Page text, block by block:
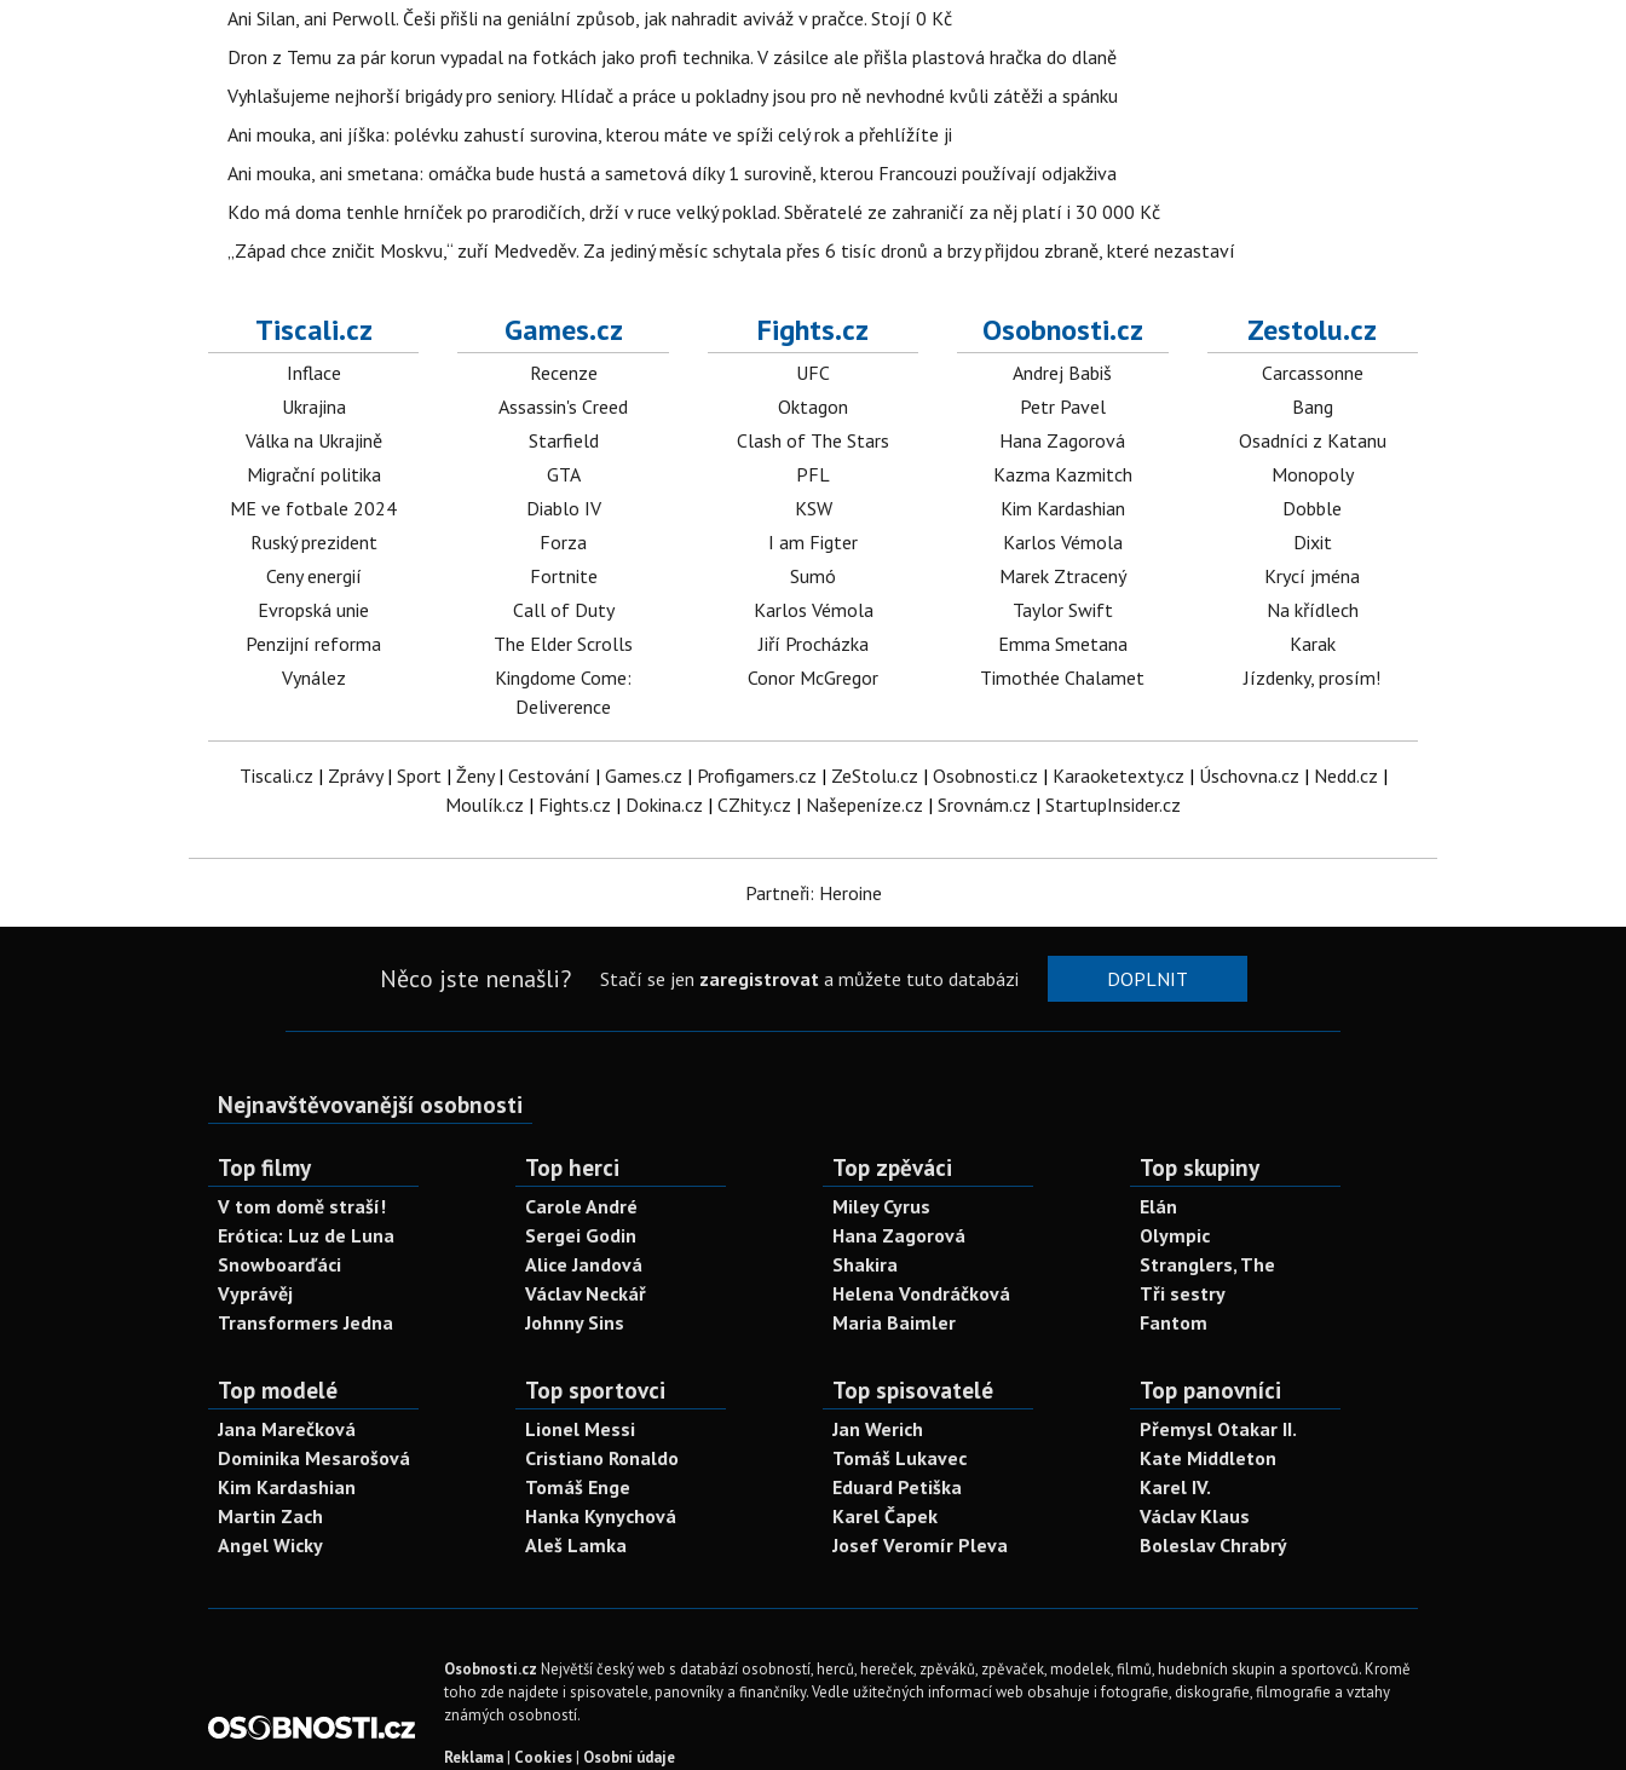
Ani Silan, ani Perwoll. Češi přišli na geniální způsob, jak nahradit aviváž v pračce. Stojí 0 Kč
Dron z Temu za pár korun vypadal na fotkách jako profi technika. V zásilce ale přišla plastová hračka do dlaně
Vyhlašujeme nejhorší brigády pro seniory. Hlídač a práce u pokladny jsou pro ně nevhodné kvůli zátěži a spánku
Ani mouka, ani jíška: polévku zahustí surovina, kterou máte ve spíži celý rok a přehlížíte ji
Ani mouka, ani smetana: omáčka bude hustá a sametová díky 1 surovině, kterou Francouzi používají odjakživa
Kdo má doma tenhle hrníček po prarodičích, drží v ruce velký poklad. Sběratelé ze zahraničí za něj platí i 30 000 Kč
„Západ chce zničit Moskvu,“ zuří Medveděv. Za jediný měsíc schytala přes 6 tisíc dronů a brzy přijdou zbraně, které nezastaví
Tiscali.cz
Inflace
Ukrajina
Válka na Ukrajině
Migrační politika
ME ve fotbale 2024
Ruský prezident
Ceny energií
Evropská unie
Penzijní reforma
Vynález
Games.cz
Recenze
Assassin's Creed
Starfield
GTA
Diablo IV
Forza
Fortnite
Call of Duty
The Elder Scrolls
Kingdome Come:
Deliverence
Fights.cz
UFC
Oktagon
Clash of The Stars
PFL
KSW
I am Figter
Sumó
Karlos Vémola
Jiří Procházka
Conor McGregor
Osobnosti.cz
Andrej Babiš
Petr Pavel
Hana Zagorová
Kazma Kazmitch
Kim Kardashian
Karlos Vémola
Marek Ztracený
Taylor Swift
Emma Smetana
Timothée Chalamet
Zestolu.cz
Carcassonne
Bang
Osadníci z Katanu
Monopoly
Dobble
Dixit
Krycí jména
Na křídlech
Karak
Jízdenky, prosím!
Tiscali.cz | Zprávy| Sport| Ženy| Cestování | Games.cz | Profigamers.cz | ZeStolu.cz | Osobnosti.cz | Karaoketexty.cz | Úschovna.cz | Nedd.cz |
Moulík.cz | Fights.cz | Dokina.cz | CZhity.cz | Našepeníze.cz | Srovnám.cz | StartupInsider.cz
Partneři: Heroine
Něco jste nenašli? Stačí se jen zaregistrovata můžete tuto databázi DOPLNIT
Nejnavštěvovanější osobnosti
Top filmy
V tom domě straší!
Erótica: Luz de Luna
Snowboarďáci
Vyprávěj
Transformers Jedna
Top herci
Carole André
Sergei Godin
Alice Jandová
Václav Neckář
Johnny Sins
Top zpěváci
Miley Cyrus
Hana Zagorová
Shakira
Helena Vondráčková
Maria Baimler
Top skupiny
Elán
Olympic
Stranglers, The
Tři sestry
Fantom
Top modelé
Jana Marečková
Dominika Mesarošová
Kim Kardashian
Martin Zach
Angel Wicky
Top sportovci
Lionel Messi
Cristiano Ronaldo
Tomáš Enge
Hanka Kynychová
Aleš Lamka
Top spisovatelé
Jan Werich
Tomáš Lukavec
Eduard Petiška
Karel Čapek
Josef Veromír Pleva
Top panovníci
Přemysl Otakar II.
Kate Middleton
Karel IV.
Václav Klaus
Boleslav Chrabrý
Osobnosti.cz Největší český web s databází osobností, herců, hereček, zpěváků, zpěvaček, modelek, filmů, hudebních skupin a sportovců. Kromě
toho zde najdete i spisovatele, panovníky a finančníky. Vedle užitečných informací web obsahuje i fotografie, diskografie, filmografie a vztahy
známých osobností.
Reklama| Cookies| Osobní údaje